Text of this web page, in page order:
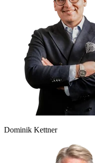
Dominik Kettner